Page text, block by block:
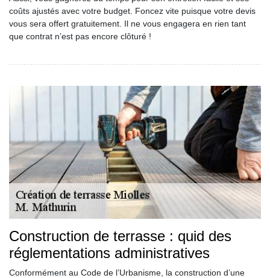
coûts ajustés avec votre budget. Foncez vite puisque votre devis
vous sera offert gratuitement. Il ne vous engagera en rien tant
que contrat n’est pas encore clôturé !
Construction de terrasse : quid des
réglementations administratives
Conformément au Code de l’Urbanisme, la construction d’une